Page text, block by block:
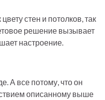
стен и потолков, так
решение вызывает
настроение.
А все потому, что он
описанному выше